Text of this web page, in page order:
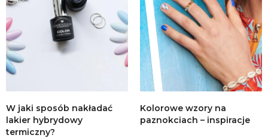
W jaki sposób nakładać
lakier hybrydowy
termiczny?
Kolorowe wzory na
paznokciach – inspiracje